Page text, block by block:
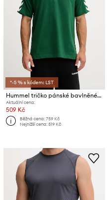
*-5 % s kódem: LST
Hummel tričko pánské bavlněné Archive Loose
Aktuální cena:
509 Kč
Běžná cena:759 Kč
Nejnižší cena:519 Kč